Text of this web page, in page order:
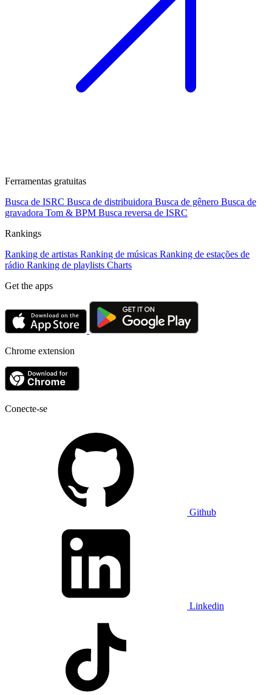
Ferramentas gratuitas
Busca de ISRC Busca de distribuidora Busca de gênero Busca de
gravadora Tom & BPM Busca reversa de ISRC
Rankings
Ranking de artistas Ranking de músicas Ranking de estações de
rádio Ranking de playlists Charts
Get the apps
Chrome extension
Conecte-se
Github
Linkedin